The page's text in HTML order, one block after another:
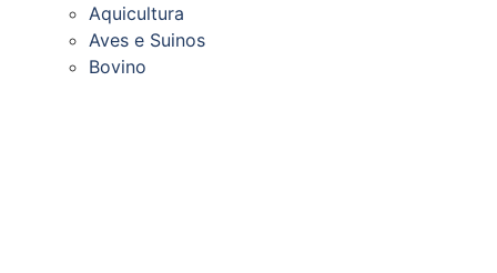
Aquicultura
Aves e Suinos
Bovino